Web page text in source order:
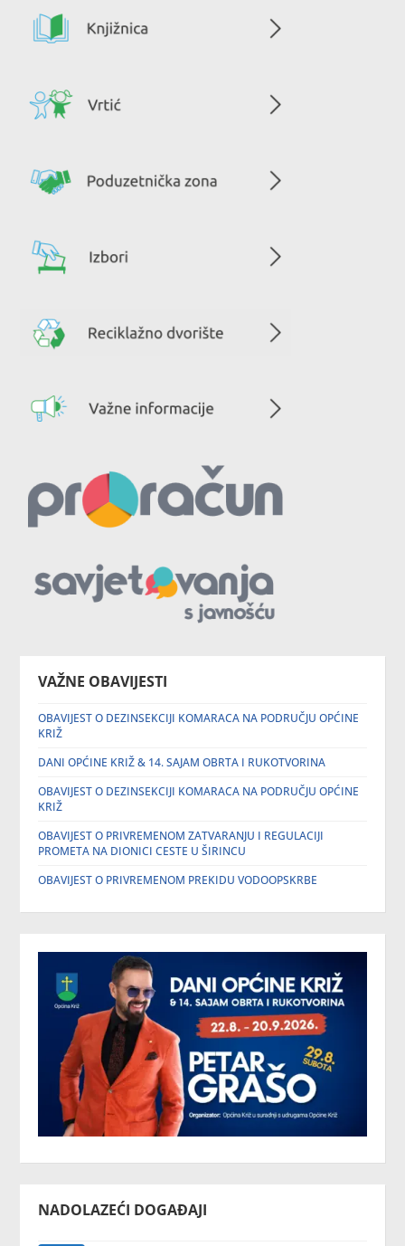
VAŽNE OBAVIJESTI
OBAVIJEST O DEZINSEKCIJI KOMARACA NA PODRUČJU OPĆINE
KRIŽ
DANI OPĆINE KRIŽ & 14. SAJAM OBRTA I RUKOTVORINA
OBAVIJEST O DEZINSEKCIJI KOMARACA NA PODRUČJU OPĆINE
KRIŽ
OBAVIJEST O PRIVREMENOM ZATVARANJU I REGULACIJI
PROMETA NA DIONICI CESTE U ŠIRINCU
OBAVIJEST O PRIVREMENOM PREKIDU VODOOPSKRBE
NADOLAZEĆI DOGAĐAJI